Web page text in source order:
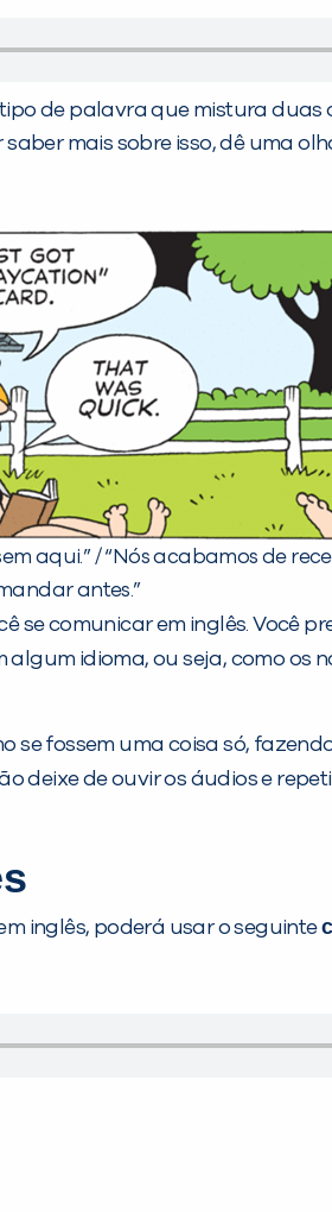
de palavra que mistura duas
mais sobre isso, dê uma
aqui.” / “Nós acabamos de
antes.”
se comunicar em inglês. Você
idioma, ou seja, como os
fossem uma coisa só,
deixe de ouvir os áudios e
inglês, poderá usar o seguinte